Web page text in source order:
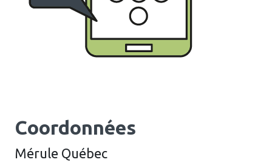
Coordonnées
Mérule Québec